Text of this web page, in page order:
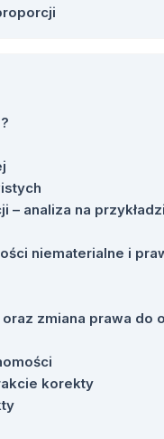
analiza na
niematerialne i
zmiana prawa do
korekty